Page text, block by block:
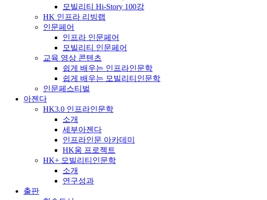
모빌리티 Hi-Story 100강
HK 인프라 리빙랩
인문페어
인프라 인문페어
모빌리티 인문페어
교육 영상 콘텐츠
쉽게 배우는 인프라인문학
쉽게 배우는 모빌리티인문학
인문페스티벌
아젠다
HK3.0 인프라인문학
소개
세부아젠다
인프라인문 아카데미
HK움 프로젝트
HK+ 모빌리티인문학
소개
연구성과
출판